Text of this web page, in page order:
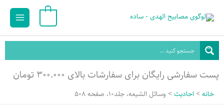
محتوا
Main
پست سفارشی رایگان برای سفارشات بالای ۳۰۰.۰۰۰ تومان
خانه احادیث
وسائل الشیعه، جلد10، صفحه 508